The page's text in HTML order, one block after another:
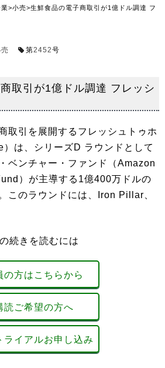
>小売>生鮮食品の電子商取引が1億ドル調達 フ
第2452号
取引が1億ドル調達 フレッシ
取引を展開するフレッシュトゥホ
は、シリーズD ラウンドとして
ベンチャー・ファンド（Amazon
）が主導する1億400万ドルの
このラウンドには、Iron Pillar、
続きを読むには
の方はこちらから
読ご希望の方へ
ライアルお申し込み